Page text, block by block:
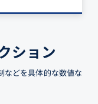
ション
などを具体的な数値な